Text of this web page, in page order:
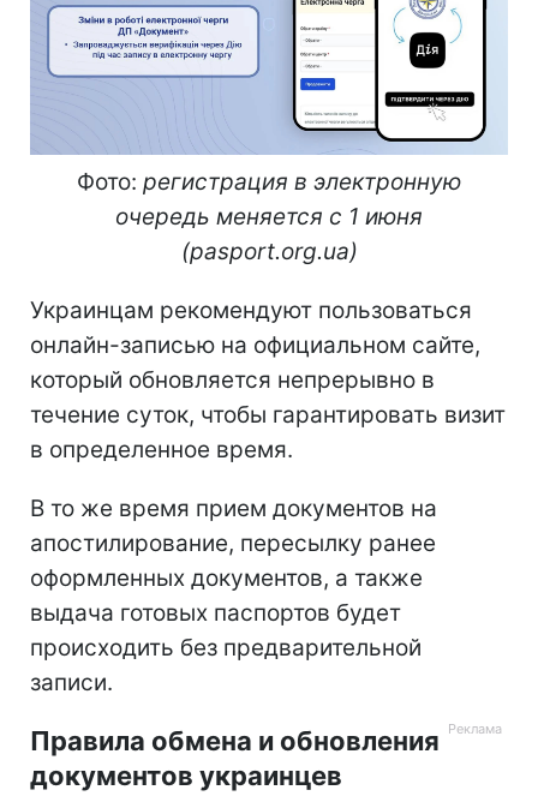
Фото: регистрация в электронную
очередь меняется с 1 июня
(pasport.org.ua)
Украинцам рекомендуют пользоваться
онлайн-записью на официальном сайте,
который обновляется непрерывно в
течение суток, чтобы гарантировать визит
в определенное время.
В то же время прием документов на
апостилирование, пересылку ранее
оформленных документов, а также
выдача готовых паспортов будет
происходить без предварительной
записи.
Правила обмена и обновления
документов украинцев